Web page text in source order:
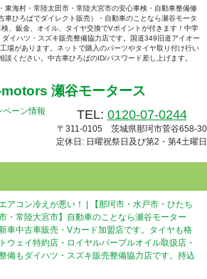
東海村・常陸太田市・常陸大宮市の安心車検・自動車整備修
車ひろばでダイレクト販売）・自動車のことなら瀬谷モータ
、鈑金、オイル、タイヤ交換でVポイントが付きます！中学
イハツ・スズキ販売整備協力店です。国道349旧道アイオー
場があります。ネットで購入のパーツやタイヤ取り付け行い
談ください。中古車ひろばのID/パスワード差し上げます。
TEL: 0120-07-0244
〒311-0105 茨城県那珂市菅谷658-30
定休日: 日曜祝祭日及び第2・第4土曜日
アコン冷えが悪い！ | 【那珂市・水戸市・ひたち
・常陸大宮市】自動車のことなら瀬谷モーター
車中古車販売・Vカード加盟店です。タイヤも格
ウェイ特約店・ロイヤルパープルオイル取扱店・
備もダイハツ・スズキ販売整備協力店です。持込